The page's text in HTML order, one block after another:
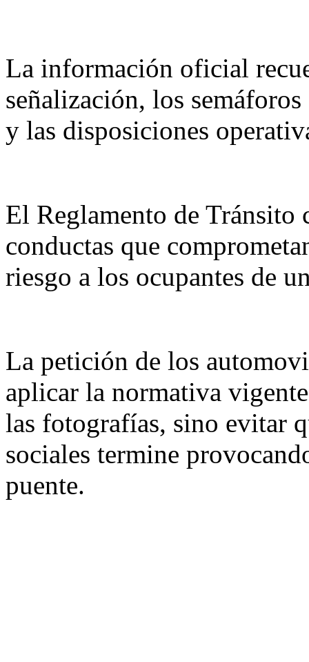
La información oficial
señalización, los
y las disposiciones
El Reglamento de Tránsito
conductas que
riesgo a los ocupantes de
La petición de los
aplicar la normativa
las fotografías, sino evitar
sociales termine
puente.